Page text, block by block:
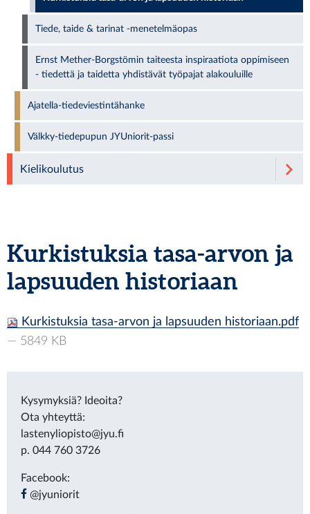
Kurkistuksia tasa-arvon ja
lapsuuden historiaan
Kurkistuksia tasa-arvon ja lapsuuden historiaan.pdf
— 5849 KB
Tiede, taide & tarinat -menetelmäopas
Ernst Mether-Borgstömin taiteesta inspiraatiota oppimiseen
- tiedettä ja taidetta yhdistävät työpajat alakouluille
Ajatella-tiedeviestintähanke
Välkky-tiedepupun JYUniorit-passi
Kielikoulutus
Kysymyksiä? Ideoita?
Ota yhteyttä:
lastenyliopisto@jyu.fi
p. 044 760 3726
Facebook:
@jyuniorit